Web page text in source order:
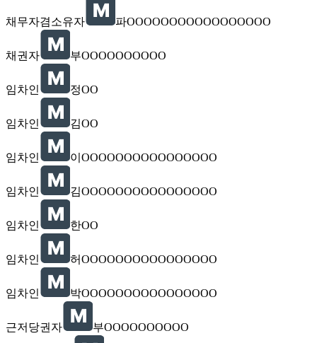
채무자겸소유자 파OOOOOOOOOOOOOOOOO
채권자 부OOOOOOOOOO
임차인 정OO
임차인 김OO
임차인 이OOOOOOOOOOOOOOOO
임차인 김OOOOOOOOOOOOOOOO
임차인 한OO
임차인 허OOOOOOOOOOOOOOOO
임차인 박OOOOOOOOOOOOOOOO
근저당권자 부OOOOOOOOOO